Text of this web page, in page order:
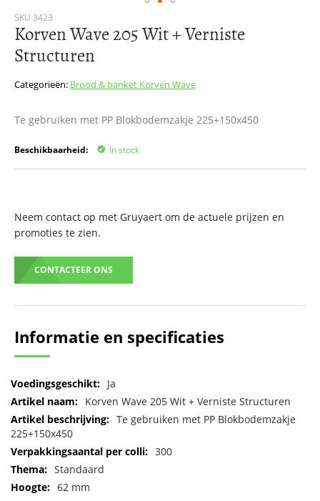
SKU 3423
Korven Wave 205 Wit + Verniste
Structuren
Categorieën: Brood & banket Korven Wave
Te gebruiken met PP Blokbodemzakje 225+150x450
Beschikbaarheid: In stock
Neem contact op met Gruyaert om de actuele prijzen en
promoties te zien.
CONTACTEER ONS
Ga
naar
het
begin
de
gallerij
Informatie en specificaties
Meer
informatie
Ja
Korven Wave 205 Wit + Verniste Structuren
Te gebruiken met PP Blokbodemzakje
225+150x450
300
Standaard
62 mm